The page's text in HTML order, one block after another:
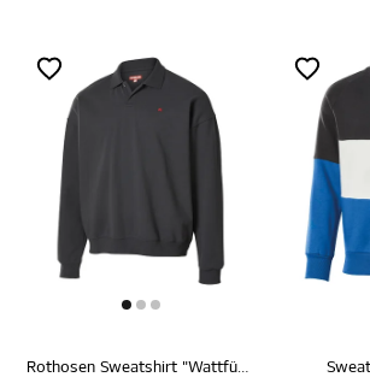
Rothosen Sweatshirt "Wattführer"